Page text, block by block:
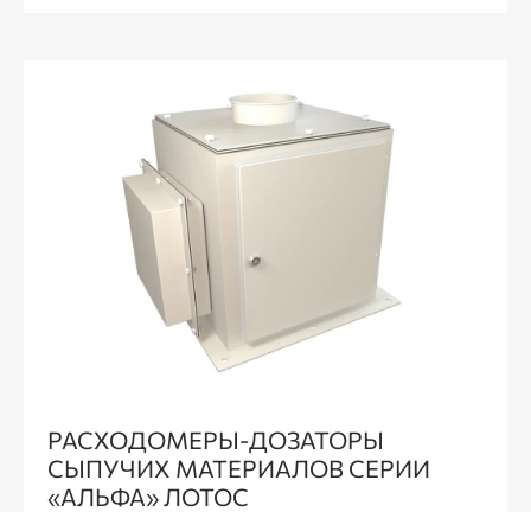
РАСХОДОМЕРЫ-ДОЗАТОРЫ
СЫПУЧИХ МАТЕРИАЛОВ СЕРИИ
«АЛЬФА» ЛОТОС